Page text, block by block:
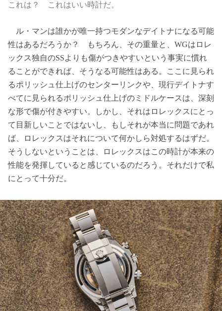
これは？ これはいい時計だ。
ル・マンは誰かが唯一持つモダンなデイトナになる可能
性はあるだろうか？ もちろん、その重量と、WGはロレ
ックス独自のSSよりも傷がつきやすいという事実に慣れ
ることができれば、そうなる可能性はある。ここに見られ
るポリッシュ仕上げのセンターリンクや、現行デイトナす
べてに見られるポリッシュ仕上げのミドルケースは、深刻
な形で傷が付きやすい。しかし、それはロレックスにとっ
て目新しいことではないし、もしそれが本当に問題であれ
ば、ロレックスはそれについて何かしら対処するはずだ。
そうしないということは、ロレックスはこの時計が本来の
性能を発揮していると感じているのだろう。それだけで私
にとって十分だ。